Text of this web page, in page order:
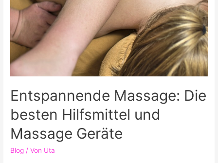
Entspannende Massage: Die
besten Hilfsmittel und
Massage Geräte
Blog / Von Uta